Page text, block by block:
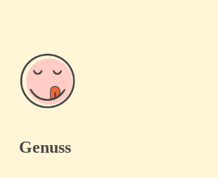
Genuss